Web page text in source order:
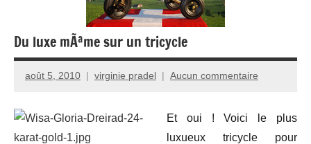
Du luxe mÃªme sur un tricycle
août 5, 2010 virginie pradel Aucun commentaire
Et oui ! Voici le plus
luxueux tricycle pour